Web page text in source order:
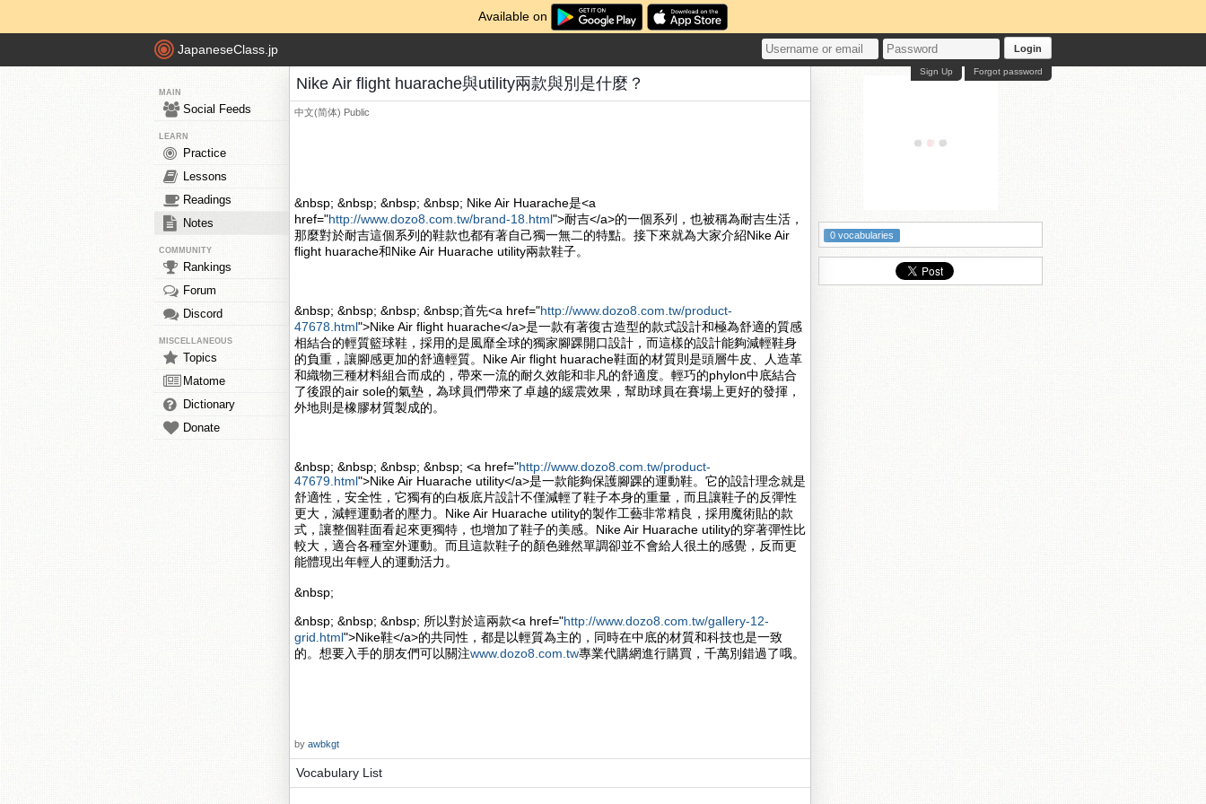
Available on
JapaneseClass.jp Login
Forgot password
Sign Up
MAIN
Social Feeds
LEARN
Practice
Lessons
Readings
Notes
COMMUNITY
Rankings
Forum
Discord
MISCELLANEOUS
Topics
Matome
Dictionary
Donate
Nike Air flight huarache與utility兩款與別是什麼？
中文(简体) Public
&nbsp; &nbsp; &nbsp; &nbsp; Nike Air Huarache是<a
href="http://www.dozo8.com.tw/brand-18.html">耐吉</a>的一個系列，也被稱為耐吉生活，
那麼對於耐吉這個系列的鞋款也都有著自己獨一無二的特點。接下來就為大家介紹Nike Air
flight huarache和Nike Air Huarache utility兩款鞋子。
&nbsp; &nbsp; &nbsp; &nbsp;首先<a href="http://www.dozo8.com.tw/product-
47678.html">Nike Air flight huarache</a>是一款有著復古造型的款式設計和極為舒適的質感
相結合的輕質籃球鞋，採用的是風靡全球的獨家腳踝開口設計，而這樣的設計能夠減輕鞋身
的負重，讓腳感更加的舒適輕質。Nike Air flight huarache鞋面的材質則是頭層牛皮、人造革
和織物三種材料組合而成的，帶來一流的耐久效能和非凡的舒適度。輕巧的phylon中底結合
了後跟的air sole的氣墊，為球員們帶來了卓越的緩震效果，幫助球員在賽場上更好的發揮，
外地則是橡膠材質製成的。
&nbsp; &nbsp; &nbsp; &nbsp; <a href="http://www.dozo8.com.tw/product-
47679.html">Nike Air Huarache utility</a>是一款能夠保護腳踝的運動鞋。它的設計理念就是
舒適性，安全性，它獨有的白板底片設計不僅減輕了鞋子本身的重量，而且讓鞋子的反彈性
更大，減輕運動者的壓力。Nike Air Huarache utility的製作工藝非常精良，採用魔術貼的款
式，讓整個鞋面看起來更獨特，也增加了鞋子的美感。Nike Air Huarache utility的穿著彈性比
較大，適合各種室外運動。而且這款鞋子的顏色雖然單調卻並不會給人很土的感覺，反而更
能體現出年輕人的運動活力。
&nbsp;
&nbsp; &nbsp; &nbsp; 所以對於這兩款<a href="http://www.dozo8.com.tw/gallery-12-
grid.html">Nike鞋</a>的共同性，都是以輕質為主的，同時在中底的材質和科技也是一致
的。想要入手的朋友們可以關注www.dozo8.com.tw專業代購網進行購買，千萬別錯過了哦。
by awbkgt
Vocabulary List
0 vocabularies